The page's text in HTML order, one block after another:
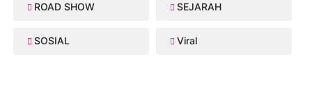
ROAD SHOW SEJARAH
SOSIAL Viral